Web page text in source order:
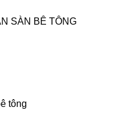
SÀN BÊ TÔNG
tông